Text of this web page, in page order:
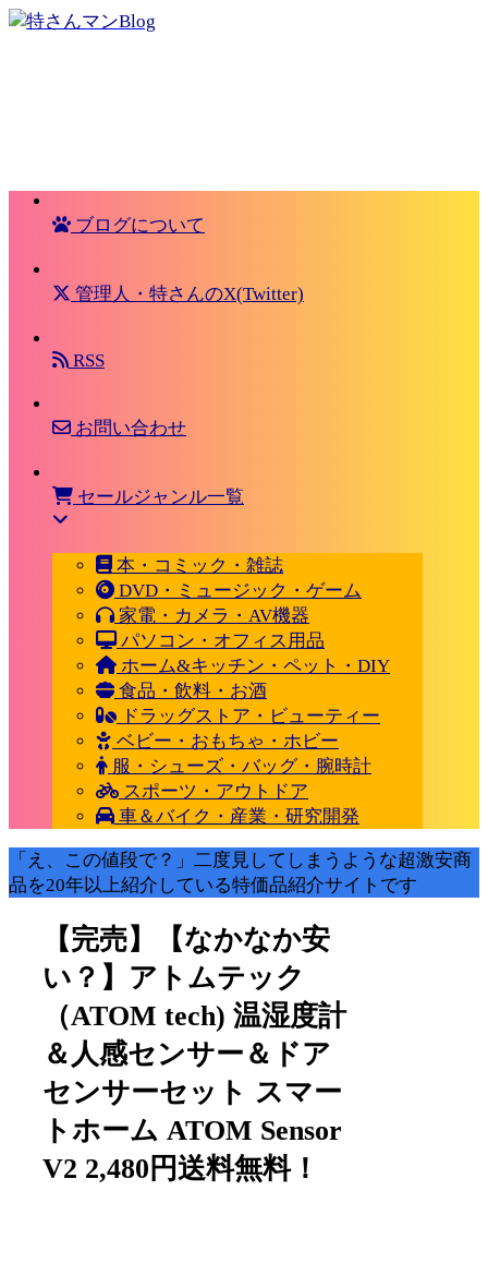
ブログについて
管理人・特さんのX(Twitter)
RSS
お問い合わせ
セールジャンル一覧
本・コミック・雑誌
DVD・ミュージック・ゲーム
家電・カメラ・AV機器
パソコン・オフィス用品
ホーム&キッチン・ペット・DIY
食品・飲料・お酒
ドラッグストア・ビューティー
ベビー・おもちゃ・ホビー
服・シューズ・バッグ・腕時計
スポーツ・アウトドア
車＆バイク・産業・研究開発
「え、この値段で？」二度見してしまうような超激安商
品を20年以上紹介している特価品紹介サイトです
【完売】【なかなか安
い？】アトムテック
（ATOM tech) 温湿度計
＆人感センサー＆ドア
センサーセット スマー
トホーム ATOM Sensor
V2 2,480円送料無料！